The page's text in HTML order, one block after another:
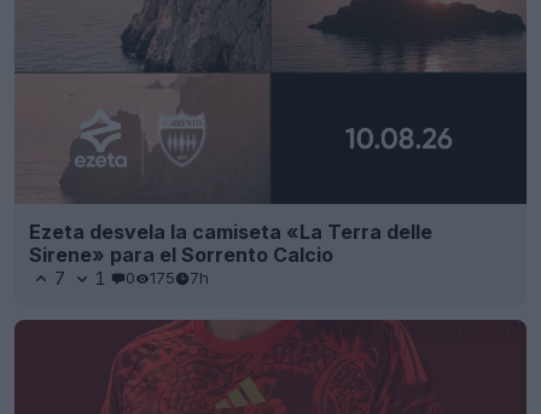
Ezeta desvela la camiseta «La Terra delle
Sirene» para el Sorrento Calcio
7 1 0 175 7h